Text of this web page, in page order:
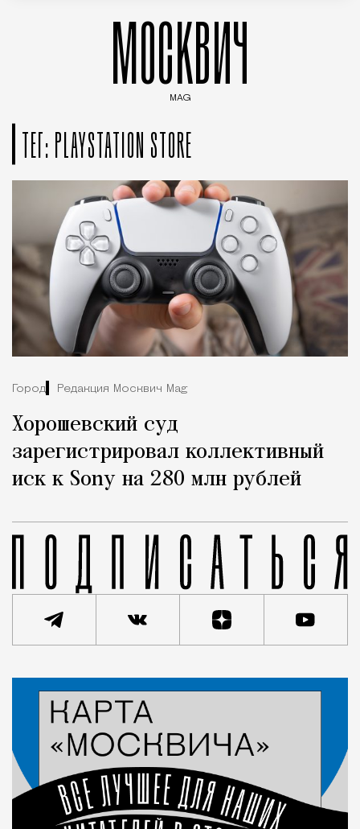
МОСКВИЧ
MAG
ТЕГ: PLAYSTATION STORE
Город Редакция Москвич Mag
Хорошевский суд
зарегистрировал коллективный
иск к Sony на 280 млн рублей